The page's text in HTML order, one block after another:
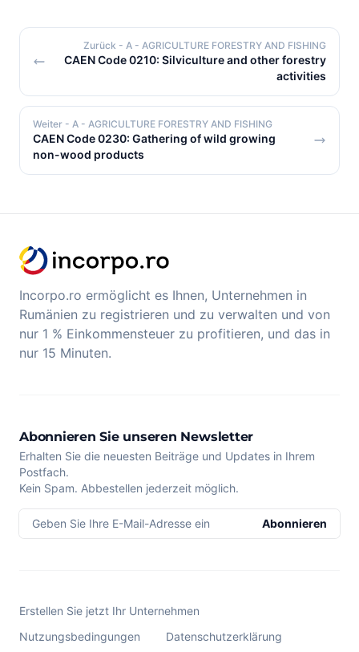
Zurück - A - AGRICULTURE FORESTRY AND FISHING
CAEN Code 0210: Silviculture and other forestry
activities
Weiter - A - AGRICULTURE FORESTRY AND FISHING
CAEN Code 0230: Gathering of wild growing
non-wood products
Incorpo.ro ermöglicht es Ihnen, Unternehmen in
Rumänien zu registrieren und zu verwalten und von
nur 1 % Einkommensteuer zu profitieren, und das in
nur 15 Minuten.
Abonnieren Sie unseren Newsletter
Erhalten Sie die neuesten Beiträge und Updates in Ihrem
Postfach.
Kein Spam. Abbestellen jederzeit möglich.
Geben Sie Ihre E-Mail-Adresse ein Abonnieren
Erstellen Sie jetzt Ihr Unternehmen
Nutzungsbedingungen
Datenschutzerklärung